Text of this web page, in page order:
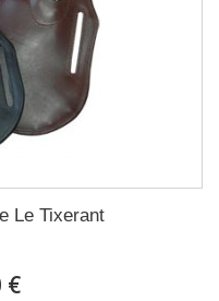
Le Tixerant
€